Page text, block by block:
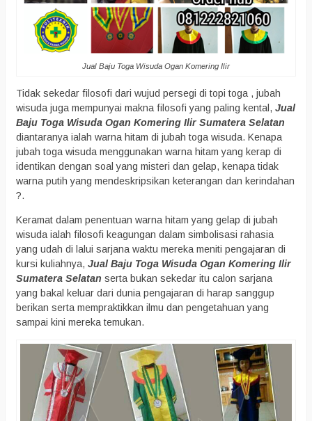
Jual Baju Toga Wisuda Ogan Komering Ilir
Tidak sekedar filosofi dari wujud persegi di topi toga , jubah
wisuda juga mempunyai makna filosofi yang paling kental, Jual
Baju Toga Wisuda Ogan Komering Ilir Sumatera Selatan
diantaranya ialah warna hitam di jubah toga wisuda. Kenapa
jubah toga wisuda menggunakan warna hitam yang kerap di
identikan dengan soal yang misteri dan gelap, kenapa tidak
warna putih yang mendeskripsikan keterangan dan kerindahan
?.
Keramat dalam penentuan warna hitam yang gelap di jubah
wisuda ialah filosofi keagungan dalam simbolisasi rahasia
yang udah di lalui sarjana waktu mereka meniti pengajaran di
kursi kuliahnya, Jual Baju Toga Wisuda Ogan Komering Ilir
Sumatera Selatan serta bukan sekedar itu calon sarjana
yang bakal keluar dari dunia pengajaran di harap sanggup
berikan serta mempraktikkan ilmu dan pengetahuan yang
sampai kini mereka temukan.